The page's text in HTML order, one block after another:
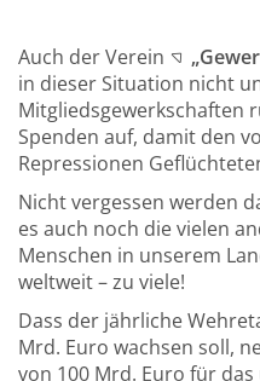
Auch der Verein
in dieser Situation nicht
Mitgliedsgewerkschaften
Spenden auf, damit den
Repressionen
Nicht vergessen werden
es auch noch die vielen
Menschen in unserem
weltweit – zu viele!
Dass der jährliche
Mrd. Euro wachsen soll,
von 100 Mrd. Euro für